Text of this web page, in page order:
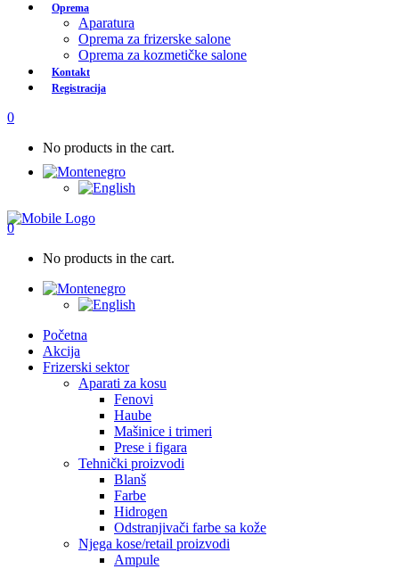
Oprema
Aparatura
Oprema za frizerske salone
Oprema za kozmetičke salone
Kontakt
Registracija
0
No products in the cart.
0
No products in the cart.
Početna
Akcija
Frizerski sektor
Aparati za kosu
Fenovi
Haube
Mašinice i trimeri
Prese i figara
Tehnički proizvodi
Blanš
Farbe
Hidrogen
Odstranjivači farbe sa kože
Njega kose/retail proizvodi
Ampule